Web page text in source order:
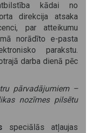
kādai no
direkcija atsaka
par atteikumu
norādīto e-pasta
parakstu.
darba dienā pēc
pārvadājumiem –
nozīmes pilsētu
speciālās atļaujas